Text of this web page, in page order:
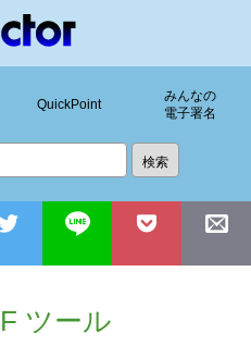
QuickPoint
みんなの
電子署名
ツール